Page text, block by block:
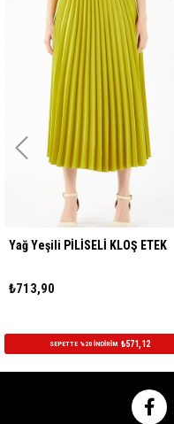
Yağ Yeşili PİLİSELİ KLOŞ ETEK
₺713,90
SEPETTE %20 İNDİRİM ₺571,12